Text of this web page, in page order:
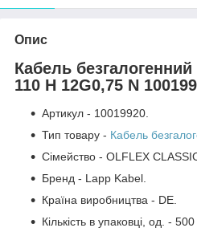
Опис
Кабель
110 H 12G0,75 N
Артикул - 10019920.
Тип товару - Кабель
Сімейство - OLFLEX
Бренд - Lapp Kabel.
Країна виробництва - DE.
Кількість в упаковці, од. -